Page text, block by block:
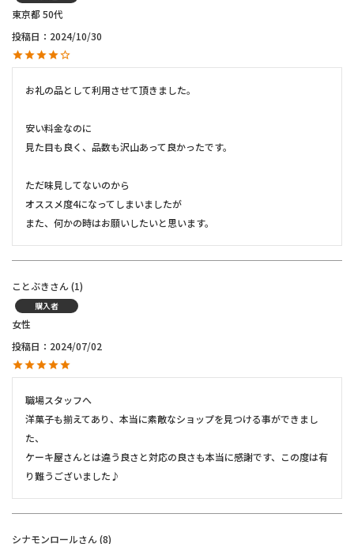
東京都 50代
投稿日
2024/10/30
お礼の品として利用させて頂きました。
安い料金なのに
見た目も良く、品数も沢山あって良かったです。
ただ味見してないのから
オススメ度4になってしまいましたが
また、何かの時はお願いしたいと思います。
ことぶき 1
購入者
女性
投稿日
2024/07/02
職場スタッフへ
洋菓子も揃えてあり、本当に素敵なショップを見つける事ができまし
た、
ケーキ屋さんとは違う良さと対応の良さも本当に感謝です、この度は有
り難うございました♪
シナモンロール 8